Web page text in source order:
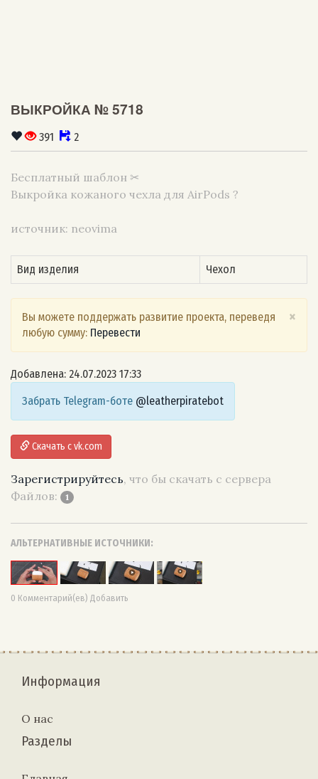
ВЫКРОЙКА № 5718
391 2
Бесплатный шаблон ✂
Выкройка кожаного чехла для AirPods ?
источник: neovima
Вид изделия Чехол
×
Вы можете поддержать развитие проекта, переведя
любую сумму: Перевести
Добавлена: 24.07.2023 17:33
Забрать Telegram-боте @leatherpiratebot
Скачать с vk.com
Зарегистрируйтесь, что бы скачать с сервера
Файлов:
1
АЛЬТЕРНАТИВНЫЕ ИСТОЧНИКИ:
0 Комментарий(ев) Добавить
Информация
О нас
Разделы